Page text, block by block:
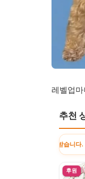
레벨업
추천
받습니다. · 이 포스팅은
후원